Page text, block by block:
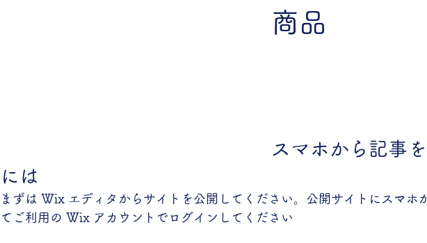
商品
スマホから記事
には
まずは Wix エディタからサイトを公開してください。公開サイトにスマホ
てご利用の Wix アカウントでログインしてください